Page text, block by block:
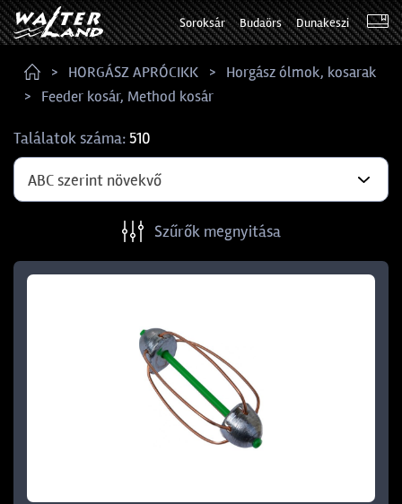
Soroksár Budaörs Dunakeszi
HORGÁSZ APRÓCIKK
Horgász ólmok, kosarak
Feeder kosár, Method kosár
Találatok száma:510
ABC szerint növekvő
Szűrők megnyitása